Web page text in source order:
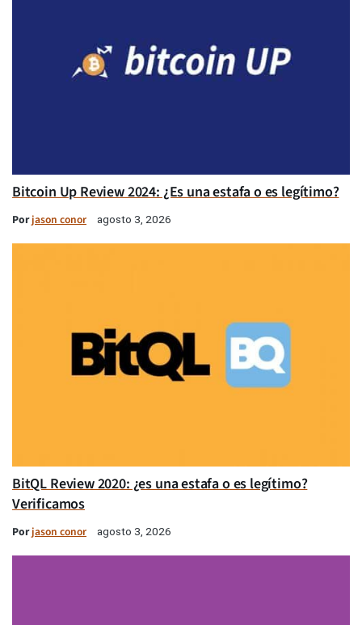
Bitcoin Up Review 2024: ¿Es una estafa o es legítimo?
Porjason conor agosto 3, 2026
BitQL Review 2020: ¿es una estafa o es legítimo?
Verificamos
Porjason conor agosto 3, 2026